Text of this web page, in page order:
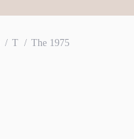
T The 1975